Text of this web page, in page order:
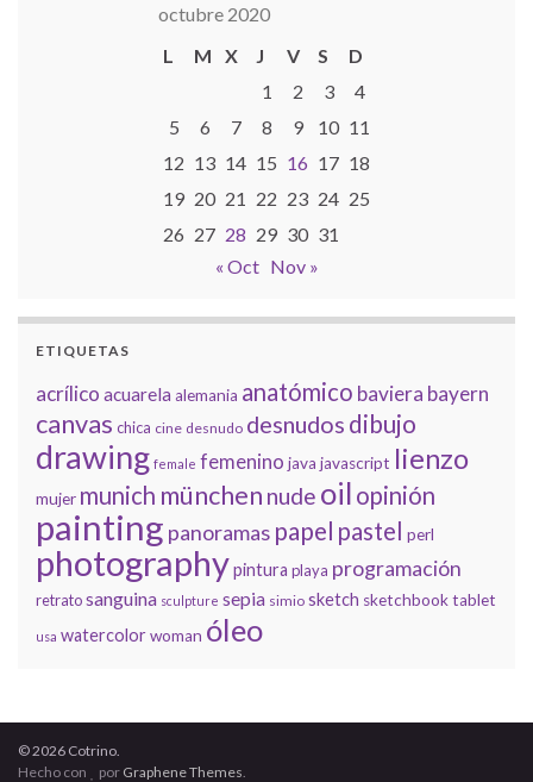
octubre 2020
L
M X J V S
D
1
2 3
4
5
6 7 8 9 10 11
12 13 14 15 16 17 18
19 20 21 22 23 24 25
26 27 28 29 30 31
« Oct Nov »
ETIQUETAS
acrílico acuarela alemania anatómico baviera bayern
canvas chica cine desnudo desnudos dibujo
drawing female femenino java javascript lienzo
mujer munich münchen nude oil opinión
painting panoramas papel pastel perl
photographypintura playa programación
retratosanguina sculpture sepia simio sketch sketchbooktablet
usa watercolorwoman óleo
© 2026 Cotrino.
Hecho con
por Graphene Themes